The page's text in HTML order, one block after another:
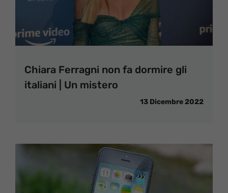
Chiara Ferragni non fa dormire gli
italiani | Un mistero
13 Dicembre 2022